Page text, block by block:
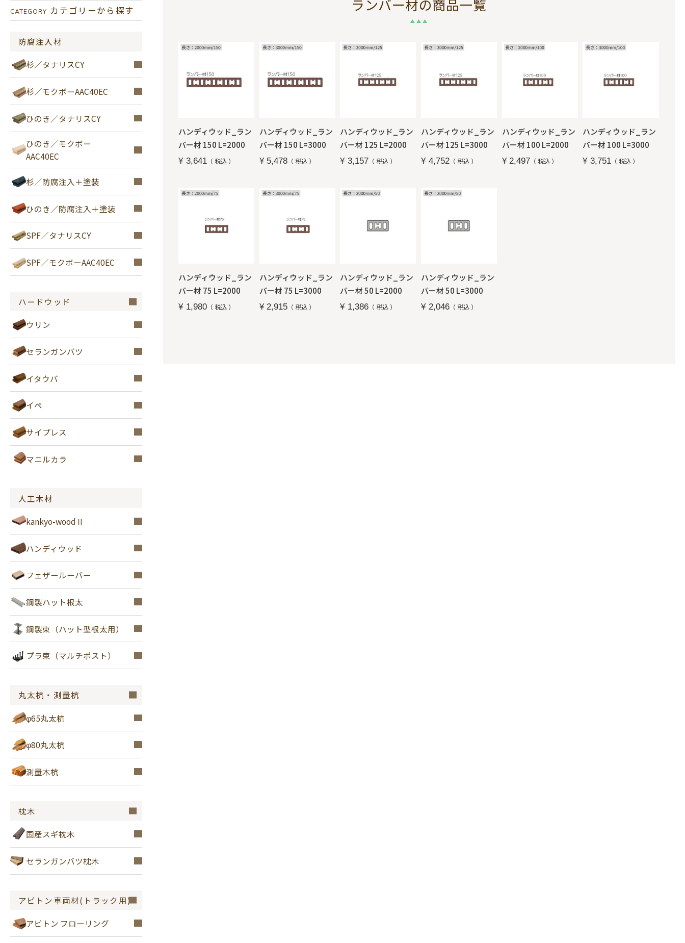
CATEGORY カテゴリーから探す
防腐注入材
杉／タナリスCY
杉／モクボーAAC40EC
ひのき／タナリスCY
ひのき／モクボー
AAC40EC
杉／防腐注入＋塗装
ひのき／防腐注入＋塗装
SPF／タナリスCY
SPF／モクボーAAC40EC
ハードウッド
ウリン
セランガンバツ
イタウバ
イペ
サイプレス
マニルカラ
人工木材
kankyo-woodⅡ
ハンディウッド
フェザールーバー
鋼製ハット根太
鋼製束（ハット型根太用）
プラ束（マルチポスト）
丸太杭・測量杭
φ65丸太杭
φ80丸太杭
測量木杭
枕木
国産スギ枕木
セランガンバツ枕木
アピトン車両材(トラック用)
アピトン フローリング
ランバー材の商品一覧
ハンディウッド_ラン
バー材 150 L=2000
¥ 3,641 税込
ハンディウッド_ラン
バー材 150 L=3000
¥ 5,478 税込
ハンディウッド_ラン
バー材 125 L=2000
¥ 3,157 税込
ハンディウッド_ラン
バー材 125 L=3000
¥ 4,752 税込
ハンディウッド_ラン
バー材 100 L=2000
¥ 2,497 税込
ハンディウッド_ラン
バー材 100 L=3000
¥ 3,751 税込
ハンディウッド_ラン
バー材 75 L=2000
¥ 1,980 税込
ハンディウッド_ラン
バー材 75 L=3000
¥ 2,915 税込
ハンディウッド_ラン
バー材 50 L=2000
¥ 1,386 税込
ハンディウッド_ラン
バー材 50 L=3000
¥ 2,046 税込